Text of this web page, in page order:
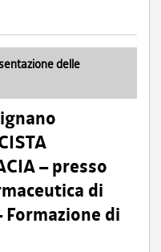
delle
– presso
di
di